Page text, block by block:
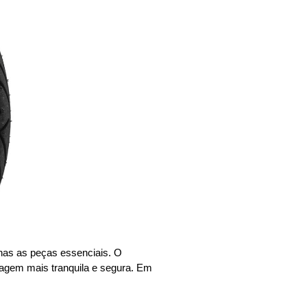
as peças essenciais. O
mais tranquila e segura. Em